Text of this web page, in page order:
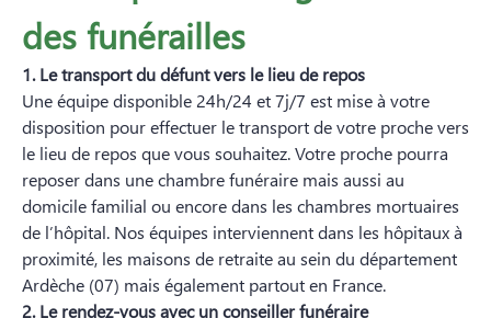
des funérailles
1. Le transport du défunt vers le lieu de repos
Une équipe disponible 24h/24 et 7j/7 est mise à votre
disposition pour effectuer le transport de votre proche vers
le lieu de repos que vous souhaitez. Votre proche pourra
reposer dans une chambre funéraire mais aussi au
domicile familial ou encore dans les chambres mortuaires
de l’hôpital. Nos équipes interviennent dans les hôpitaux à
proximité, les maisons de retraite au sein du département
Ardèche (07) mais également partout en France.
2. Le rendez-vous avec un conseiller funéraire